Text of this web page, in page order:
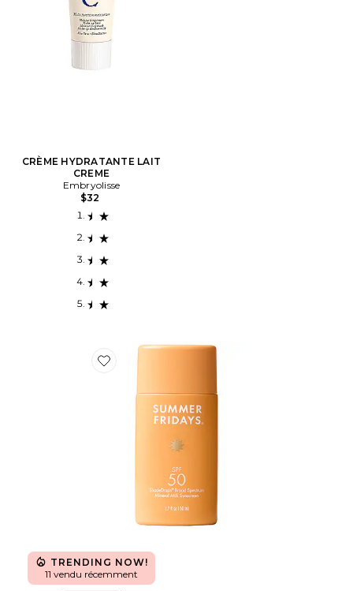
CRÈME HYDRATANTE LAIT
CREME
Embryolisse
$32
Favorite ÉCRAN SOLAIRE SHADEDROPS BROAD
TRENDING NOW!
11 vendu récemment